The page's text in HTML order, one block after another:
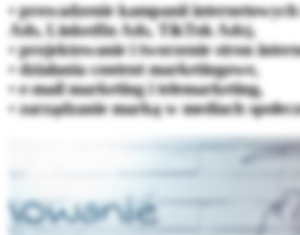
• prowadzenie kampanii
Ads, LinkedIn Ads, TikTok Ads),
• projektowanie i tworzenie stron
• działania content marketingowe,
• e-mail marketing i telemarketing,
• zarządzanie marką w mediach